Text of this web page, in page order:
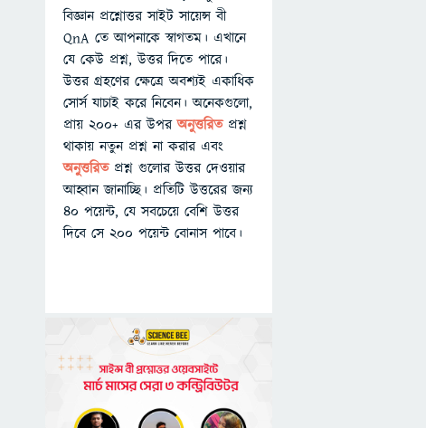
বিজ্ঞান প্রশ্নোত্তর সাইট সায়েন্স বী
QnA তে আপনাকে স্বাগতম। এখানে
যে কেউ প্রশ্ন, উত্তর দিতে পারে।
উত্তর গ্রহণের ক্ষেত্রে অবশ্যই একাধিক
সোর্স যাচাই করে নিবেন। অনেকগুলো,
প্রায় ২০০+ এর উপরঅনুত্তরিতপ্রশ্ন
থাকায় নতুন প্রশ্ন না করার এবং
অনুত্তরিত প্রশ্ন গুলোর উত্তর দেওয়ার
আহ্বান জানাচ্ছি। প্রতিটি উত্তরের জন্য
৪০ পয়েন্ট, যে সবচেয়ে বেশি উত্তর
দিবে সে ২০০ পয়েন্ট বোনাস পাবে।